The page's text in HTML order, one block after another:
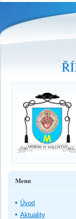
Menu
Úvod
Aktuality